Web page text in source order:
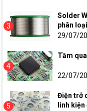
3
Solder
phân
29/07/
4
Tầm
22/07/
5
Điện trở
linh